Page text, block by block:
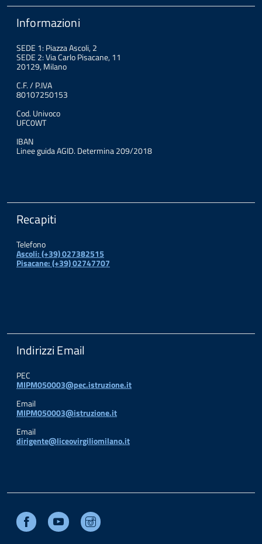
Informazioni
SEDE 1: Piazza Ascoli, 2
SEDE 2: Via Carlo Pisacane, 11
20129, Milano
C.F. / P.IVA
80107250153
Cod. Univoco
UFC0WT
IBAN
Linee guida AGID. Determina 209/2018
Recapiti
Telefono
Ascoli: (+39) 027382515
Pisacane: (+39) 02747707
Indirizzi Email
PEC
MIPM050003@pec.istruzione.it
Email
MIPM050003@istruzione.it
Email
dirigente@liceovirgiliomilano.it
Facebook Youtube